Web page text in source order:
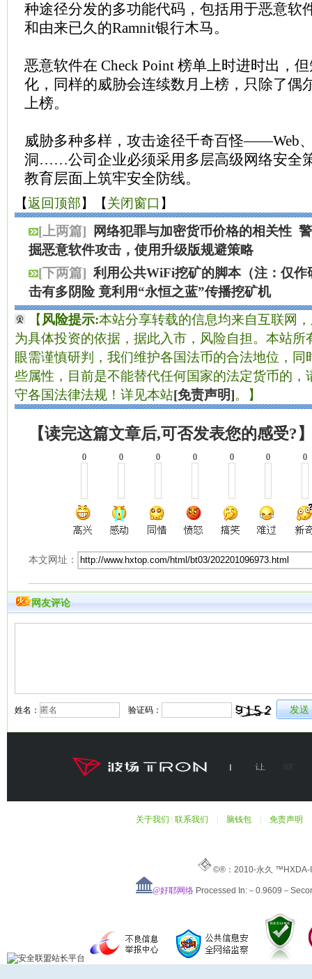
种途径分发的多功能代码，包括用于恶意软
和由来已久的Ramnit银行木马。
恶意软件在 Check Point 榜单上时进时出，
化，同样的威胁会连续数月上榜，只除了偶
上榜。
威胁多种多样，攻击途径千奇百怪——Web
洞……公司企业必须采用多层高级网络安全
教育层面上筑牢安全防线。
【返回顶部】【关闭窗口 】
[上两篇]
网络犯罪与加密货币价格的相关性
掘恶意软件攻击，使用升级版规避策略
[下两篇] 利用公共WiFi挖矿的脚本（注：仅作
击有多阴险 竟利用“永恒之蓝”传播挖矿机
【 风险提示:本站分享转载的信息均来自互联网
为具体投资的依据，据此入市，风险自担。本站所
眼需谨慎研判，我们维护各国法币的合法地位，
些属性，目前是不能替代任何国家的法定货币的，
守各国法律法规！详见本站[免责声明]。】
【读完这篇文章后,可否发表您的感受?
0 0 0 0 0 0 0
本文网址：
网友评论
姓名： 验证码：
关于我们 联系我们 脑钱包 免责声明
©®：2010-永久
@好耶网络 Processed In:－0.9609－